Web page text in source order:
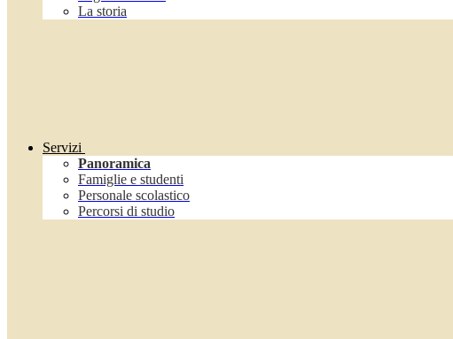
La storia
Servizi
Panoramica
Famiglie e studenti
Personale scolastico
Percorsi di studio